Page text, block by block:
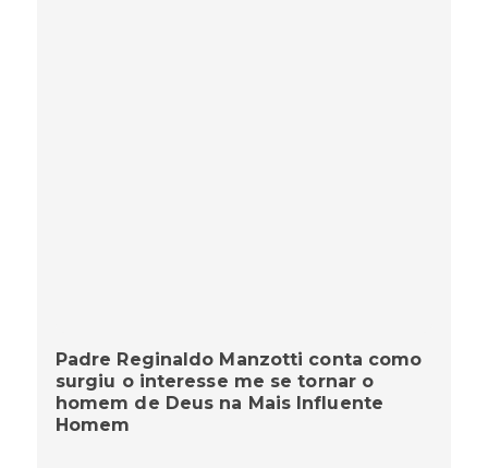
Padre Reginaldo Manzotti conta como
surgiu o interesse me se tornar o
homem de Deus na Mais Influente
Homem